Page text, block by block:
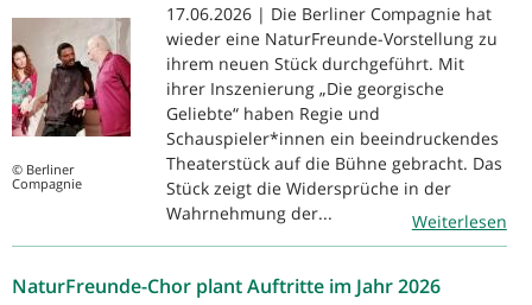
© Berliner
Compagnie
17.06.2026 | Die Berliner Compagnie hat
wieder eine NaturFreunde-Vorstellung zu
ihrem neuen Stück durchgeführt. Mit
ihrer Inszenierung „Die georgische
Geliebte“ haben Regie und
Schauspieler*innen ein beeindruckendes
Theaterstück auf die Bühne gebracht. Das
Stück zeigt die Widersprüche in der
Wahrnehmung der...
Weiterlesen
NaturFreunde-Chor plant Auftritte im Jahr 2026